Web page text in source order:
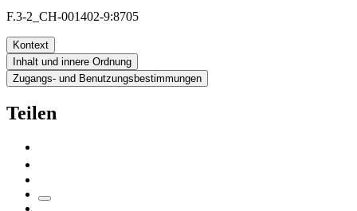
F.3-2_CH-001402-9:8705
Kontext
Inhalt und innere Ordnung
Zugangs- und Benutzungsbestimmungen
Teilen